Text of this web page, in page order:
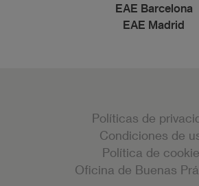
EAE Barcelona
EAE Madrid
Políticas de
Condiciones de
Política de
Oficina de Buenas